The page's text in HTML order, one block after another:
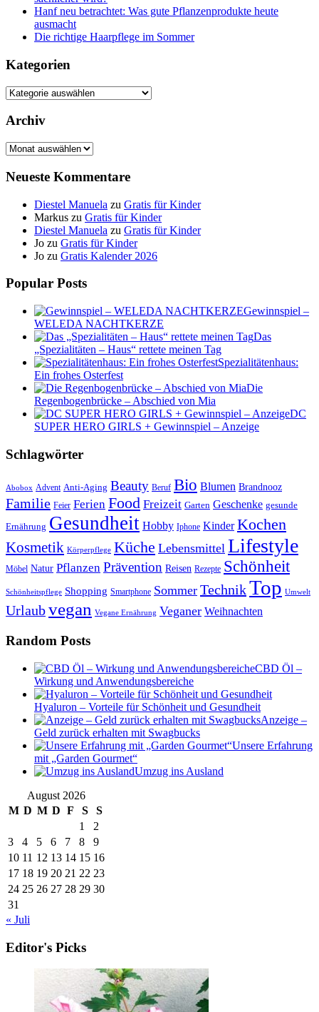
Hanf neu betrachtet: Was gute Pflanzenprodukte heute
ausmacht
Die richtige Haarpflege im Sommer
Kategorien
Kategorien
Archiv
Archiv
Neueste Kommentare
Diestel Manuela zu Gratis für Kinder
Markus zu Gratis für Kinder
Diestel Manuela zu Gratis für Kinder
Jo zu Gratis für Kinder
Jo zu Gratis Kalender 2026
Popular Posts
Gewinnspiel –
WELEDA NACHTKERZE
Das
„Spezialitäten – Haus“ rettete meinen Tag
Spezialitätenhaus:
Ein frohes Osterfest
Die
Regenbogenbrücke – Abschied von Mia
DC
SUPER HERO GIRLS + Gewinnspiel – Anzeige
Schlagwörter
Abobox Advent Anti-Aging Beauty Beruf Bio Blumen Brandnooz
Familie Feier Ferien Food Freizeit Garten Geschenke gesunde
Ernährung Gesundheit Hobby Iphone Kinder Kochen
Kosmetik Körperpflege Küche Lebensmittel Lifestyle
Möbel Natur Pflanzen Prävention Reisen Rezepte Schönheit
Schönheitspflege Shopping Smartphone Sommer TechnikTop Umwelt
Urlaubvegan Vegane Ernährung Veganer Weihnachten
Random Posts
CBD Öl –
Wirkung und Anwendungsbereiche
Hyaluron – Vorteile für Schönheit und Gesundheit
Anzeige –
Geld zurück erhalten mit Swagbucks
Unsere Erfahrung
mit „Garden Gourmet“
Umzug ins Ausland
August 2026
M D M D F S
S
1
2
3
4 5 6 7 8
9
10 11 12 13 14 15 16
17 18 19 20 21 22 23
24 25 26 27 28 29 30
31
« Juli
Editor's Picks